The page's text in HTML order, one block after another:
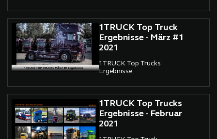
1TRUCK Top Truck
Ergebnisse - März #1
2021
1TRUCK Top Trucks
Ergebnisse
1TRUCK Top Trucks
Ergebnisse - Februar
2021